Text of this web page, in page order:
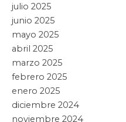
julio 2025
junio 2025
mayo 2025
abril 2025
marzo 2025
febrero 2025
enero 2025
diciembre 2024
noviembre 2024